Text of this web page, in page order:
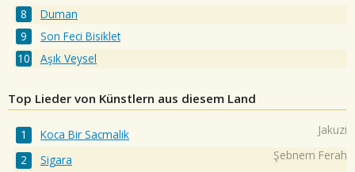
Duman
Son Feci Bisiklet
Aşık Veysel
Top Lieder von Künstlern aus diesem Land
Koca Bir Sacmalik Jakuzi
Sigara Şebnem Ferah